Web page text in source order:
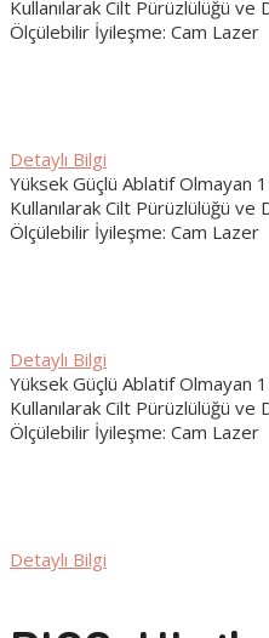
Kullanılarak Cilt Pürüzlülüğü
Ölçülebilir İyileşme: Cam Lazer
Detaylı Bilgi
Yüksek Güçlü Ablatif Olmayan
Kullanılarak Cilt Pürüzlülüğü
Ölçülebilir İyileşme: Cam Lazer
Detaylı Bilgi
Yüksek Güçlü Ablatif Olmayan
Kullanılarak Cilt Pürüzlülüğü
Ölçülebilir İyileşme: Cam Lazer
Detaylı Bilgi